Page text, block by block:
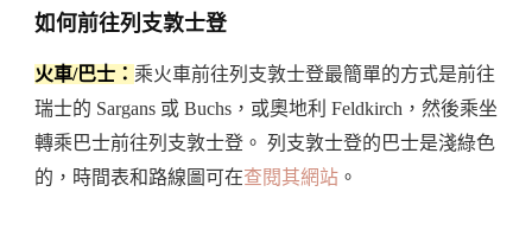
如何前往列支敦士登
火車/巴士： 乘火車前往列支敦士登最簡單的方式是前往
瑞士的 Sargans 或 Buchs，或奧地利 Feldkirch，然後乘坐
轉乘巴士前往列支敦士登。 列支敦士登的巴士是淺綠色
的，時間表和路線圖可在查閱其網站 。